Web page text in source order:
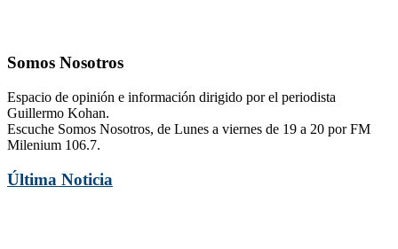
Somos Nosotros
Espacio de opinión e información dirigido por el periodista
Guillermo Kohan.
Escuche Somos Nosotros, de Lunes a viernes de 19 a 20 por FM
Milenium 106.7.
Última Noticia